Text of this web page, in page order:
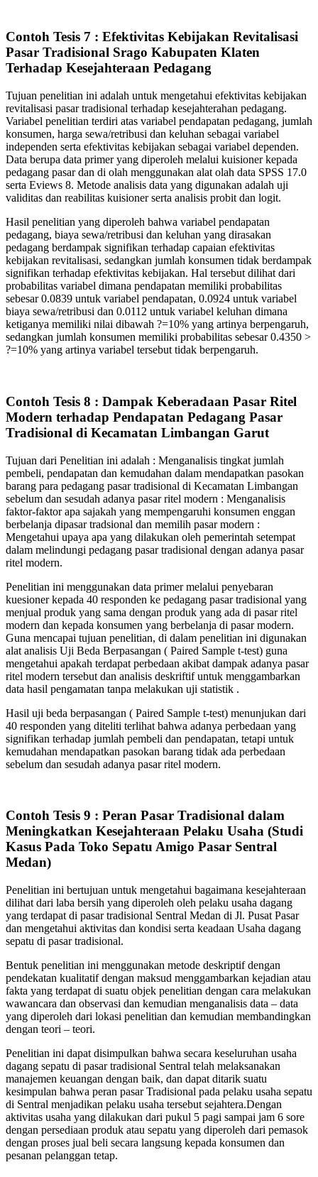
Contoh Tesis 7 : Efektivitas Kebijakan Revitalisasi
Pasar Tradisional Srago Kabupaten Klaten
Terhadap Kesejahteraan Pedagang
Tujuan penelitian ini adalah untuk mengetahui efektivitas kebijakan
revitalisasi pasar tradisional terhadap kesejahterahan pedagang.
Variabel penelitian terdiri atas variabel pendapatan pedagang, jumlah
konsumen, harga sewa/retribusi dan keluhan sebagai variabel
independen serta efektivitas kebijakan sebagai variabel dependen.
Data berupa data primer yang diperoleh melalui kuisioner kepada
pedagang pasar dan di olah menggunakan alat olah data SPSS 17.0
serta Eviews 8. Metode analisis data yang digunakan adalah uji
validitas dan reabilitas kuisioner serta analisis probit dan logit.
Hasil penelitian yang diperoleh bahwa variabel pendapatan
pedagang, biaya sewa/retribusi dan keluhan yang dirasakan
pedagang berdampak signifikan terhadap capaian efektivitas
kebijakan revitalisasi, sedangkan jumlah konsumen tidak berdampak
signifikan terhadap efektivitas kebijakan. Hal tersebut dilihat dari
probabilitas variabel dimana pendapatan memiliki probabilitas
sebesar 0.0839 untuk variabel pendapatan, 0.0924 untuk variabel
biaya sewa/retribusi dan 0.0112 untuk variabel keluhan dimana
ketiganya memiliki nilai dibawah ?=10% yang artinya berpengaruh,
sedangkan jumlah konsumen memiliki probabilitas sebesar 0.4350 >
?=10% yang artinya variabel tersebut tidak berpengaruh.
Contoh Tesis 8 : Dampak Keberadaan Pasar Ritel
Modern terhadap Pendapatan Pedagang Pasar
Tradisional di Kecamatan Limbangan Garut
Tujuan dari Penelitian ini adalah : Menganalisis tingkat jumlah
pembeli, pendapatan dan kemudahan dalam mendapatkan pasokan
barang para pedagang pasar tradisional di Kecamatan Limbangan
sebelum dan sesudah adanya pasar ritel modern : Menganalisis
faktor-faktor apa sajakah yang mempengaruhi konsumen enggan
berbelanja dipasar tradsional dan memilih pasar modern :
Mengetahui upaya apa yang dilakukan oleh pemerintah setempat
dalam melindungi pedagang pasar tradisional dengan adanya pasar
ritel modern.
Penelitian ini menggunakan data primer melalui penyebaran
kuesioner kepada 40 responden ke pedagang pasar tradisional yang
menjual produk yang sama dengan produk yang ada di pasar ritel
modern dan kepada konsumen yang berbelanja di pasar modern.
Guna mencapai tujuan penelitian, di dalam penelitian ini digunakan
alat analisis Uji Beda Berpasangan ( Paired Sample t-test) guna
mengetahui apakah terdapat perbedaan akibat dampak adanya pasar
ritel modern tersebut dan analisis deskriftif untuk menggambarkan
data hasil pengamatan tanpa melakukan uji statistik .
Hasil uji beda berpasangan ( Paired Sample t-test) menunjukan dari
40 responden yang diteliti terlihat bahwa adanya perbedaan yang
signifikan terhadap jumlah pembeli dan pendapatan, tetapi untuk
kemudahan mendapatkan pasokan barang tidak ada perbedaan
sebelum dan sesudah adanya pasar ritel modern.
Contoh Tesis 9 : Peran Pasar Tradisional dalam
Meningkatkan Kesejahteraan Pelaku Usaha (Studi
Kasus Pada Toko Sepatu Amigo Pasar Sentral
Medan)
Penelitian ini bertujuan untuk mengetahui bagaimana kesejahteraan
dilihat dari laba bersih yang diperoleh oleh pelaku usaha dagang
yang terdapat di pasar tradisional Sentral Medan di Jl. Pusat Pasar
dan mengetahui aktivitas dan kondisi serta keadaan Usaha dagang
sepatu di pasar tradisional.
Bentuk penelitian ini menggunakan metode deskriptif dengan
pendekatan kualitatif dengan maksud menggambarkan kejadian atau
fakta yang terdapat di suatu objek penelitian dengan cara melakukan
wawancara dan observasi dan kemudian menganalisis data – data
yang diperoleh dari lokasi penelitian dan kemudian membandingkan
dengan teori – teori.
Penelitian ini dapat disimpulkan bahwa secara keseluruhan usaha
dagang sepatu di pasar tradisional Sentral telah melaksanakan
manajemen keuangan dengan baik, dan dapat ditarik suatu
kesimpulan bahwa peran pasar Tradisional pada pelaku usaha sepatu
di Sentral menjadikan pelaku usaha tersebut sejahtera.Dengan
aktivitas usaha yang dilakukan dari pukul 5 pagi sampai jam 6 sore
dengan persediaan produk atau sepatu yang diperoleh dari pemasok
dengan proses jual beli secara langsung kepada konsumen dan
pesanan pelanggan tetap.